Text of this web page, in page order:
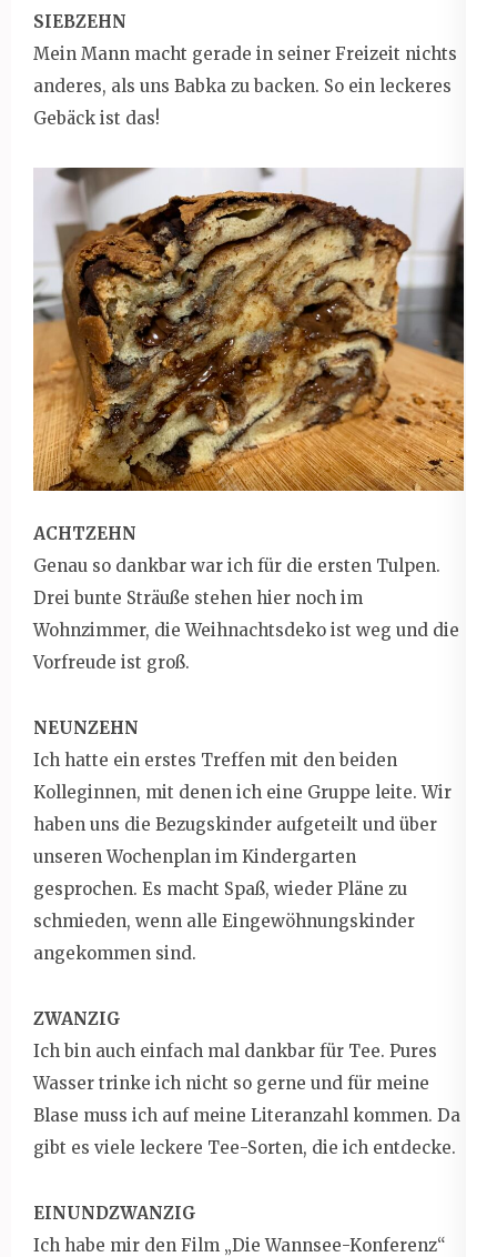
SIEBZEHN
Mein Mann macht gerade in seiner Freizeit nichts
anderes, als uns Babka zu backen. So ein leckeres
Gebäck ist das!
ACHTZEHN
Genau so dankbar war ich für die ersten Tulpen.
Drei bunte Sträuße stehen hier noch im
Wohnzimmer, die Weihnachtsdeko ist weg und die
Vorfreude ist groß.
NEUNZEHN
Ich hatte ein erstes Treffen mit den beiden
Kolleginnen, mit denen ich eine Gruppe leite. Wir
haben uns die Bezugskinder aufgeteilt und über
unseren Wochenplan im Kindergarten
gesprochen. Es macht Spaß, wieder Pläne zu
schmieden, wenn alle Eingewöhnungskinder
angekommen sind.
ZWANZIG
Ich bin auch einfach mal dankbar für Tee. Pures
Wasser trinke ich nicht so gerne und für meine
Blase muss ich auf meine Literanzahl kommen. Da
gibt es viele leckere Tee-Sorten, die ich entdecke.
EINUNDZWANZIG
Ich habe mir den Film „Die Wannsee-Konferenz“